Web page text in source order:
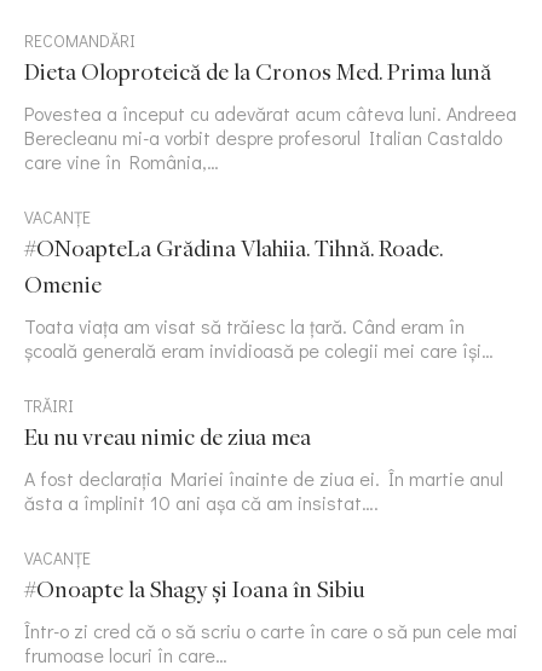
RECOMANDĂRI
Dieta Oloproteică de la Cronos Med. Prima lună
Povestea a început cu adevărat acum câteva luni. Andreea
Berecleanu mi-a vorbit despre profesorul Italian Castaldo
care vine în România,…
VACANȚE
#ONoapteLa Grădina Vlahiia. Tihnă. Roade.
Omenie
Toata viața am visat să trăiesc la țară. Când eram în
școală generală eram invidioasă pe colegii mei care își…
TRĂIRI
Eu nu vreau nimic de ziua mea
A fost declarația Mariei înainte de ziua ei. În martie anul
ăsta a împlinit 10 ani așa că am insistat….
VACANȚE
#Onoapte la Shagy și Ioana în Sibiu
Într-o zi cred că o să scriu o carte în care o să pun cele mai
frumoase locuri în care…